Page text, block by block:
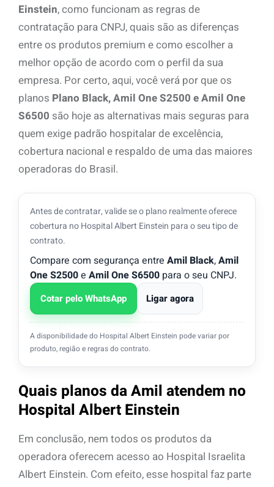
Einstein, como funcionam as regras de
contratação para CNPJ, quais são as diferenças
entre os produtos premium e como escolher a
melhor opção de acordo com o perfil da sua
empresa. Por certo, aqui, você verá por que os
planos Plano Black, Amil One S2500 e Amil One
S6500 são hoje as alternativas mais seguras para
quem exige padrão hospitalar de excelência,
cobertura nacional e respaldo de uma das maiores
operadoras do Brasil.
Antes de contratar, valide se o plano realmente oferece
cobertura no Hospital Albert Einstein para o seu tipo de
contrato.
Compare com segurança entre Amil Black,Amil
One S2500e Amil One S6500 para o seu CNPJ.
Cotar pelo WhatsApp Ligar agora
A disponibilidade do Hospital Albert Einstein pode variar por
produto, região e regras do contrato.
Quais planos da Amil atendem no
Hospital Albert Einstein
Em conclusão, nem todos os produtos da
operadora oferecem acesso ao Hospital Israelita
Albert Einstein. Com efeito, esse hospital faz parte